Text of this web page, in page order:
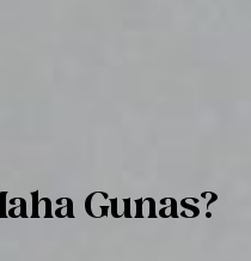
Gunas?